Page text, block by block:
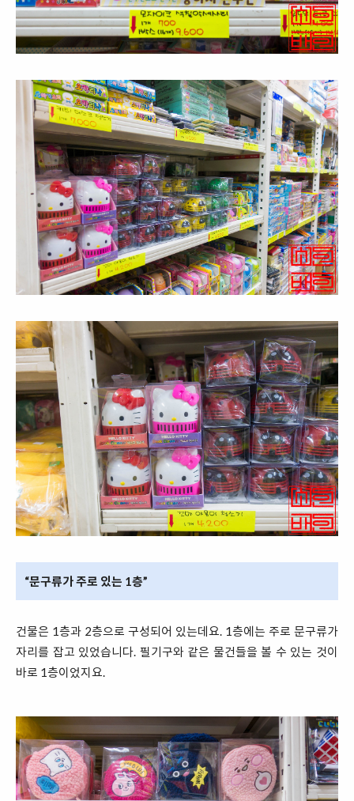
“문구류가 주로 있는 1층”
건물은 1층과 2층으로 구성되어 있는데요. 1층에는 주로 문구류가
자리를 잡고 있었습니다. 필기구와 같은 물건들을 볼 수 있는 것이
바로 1층이었지요.